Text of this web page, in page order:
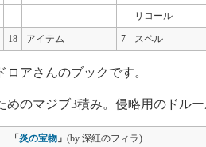
リコール
18 アイテム 7 スペル
ロアさんのブックです。
めのマジブ3積み。侵略用のドル
「 炎の宝物 」 (by 深紅のフィラ)